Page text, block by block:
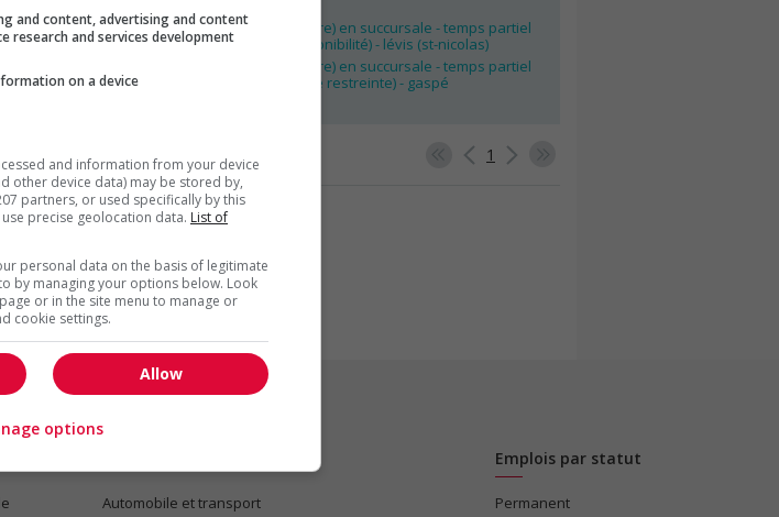
succursale - temps partiel
- vaudreuil-dorion
en succursale - temps partiel
Conseiller(ère) en succursale - temps partiel
(pleine disponibilité) - lévis (st-nicolas)
Conseiller(ère) en succursale - temps partiel
(disponibilité restreinte) - gaspé
1
Automobile et transport
Emplois par statut
Permanent
and content, advertising and content
research and services development
on a device
and information from your device
other device data) may be stored by,
partners, or used specifically by this
precise geolocation data. List of
personal data on the basis of legitimate
by managing your options below. Look
or in the site menu to manage or
cookie settings.
Allow
options